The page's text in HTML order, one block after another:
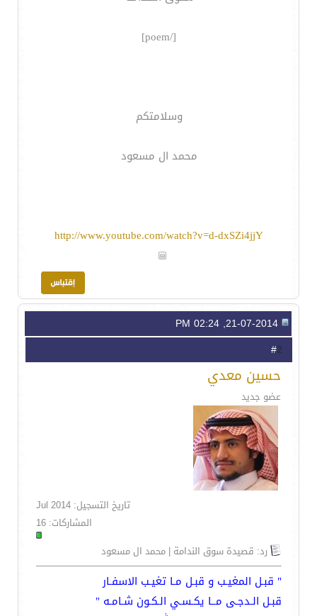
[/poem]
وسلامتكم
محمد ال مسعود
http://www.youtube.com/watch?v=d-dxSZi4jjY
2
حسين معدي
عضو جديد
تاريخ التسجيل: Jul 2014
المشاركات: 16
رد: قصيدة سوق الندامة | محمد ال مسعود
" قبـل المغيـب و قبـل مـا تغيـب الاسفـار
قبـل الـدجـى مــا يكـسـي الـكـون شـامـه "